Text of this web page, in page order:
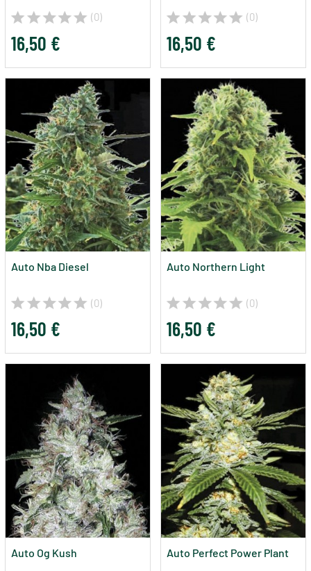
(0)
16,50 €
(0)
16,50 €
Auto Nba Diesel
(0)
16,50 €
Auto Northern Light
(0)
16,50 €
Auto Og Kush Auto Perfect Power Plant